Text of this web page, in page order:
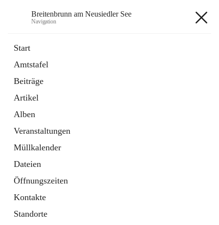
Breitenbrunn am Neusiedler See
Navigation
Start
Amtstafel
Beiträge
Artikel
Alben
Veranstaltungen
Müllkalender
Dateien
Öffnungszeiten
Kontakte
Standorte
18 Schnellzugriffe
Gemeindeservice